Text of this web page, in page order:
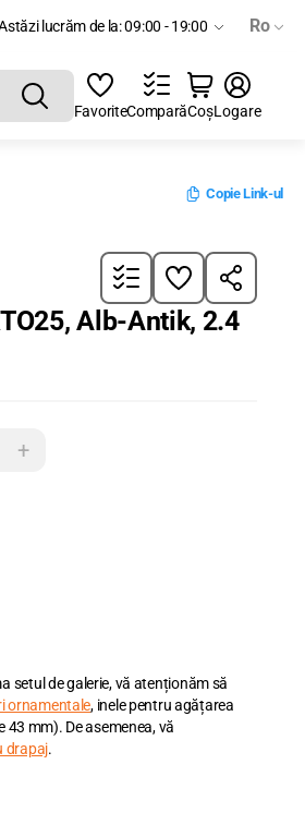
lucrăm de la: 09:00 - 19:00 Ro
FavoriteComparăCoșLogare
Copie Link-ul
Alb-Antik, 2.4
+
setul de galerie, vă atenționăm să
ornamentale, inele pentru agățarea
mm). De asemenea, vă
drapaj.